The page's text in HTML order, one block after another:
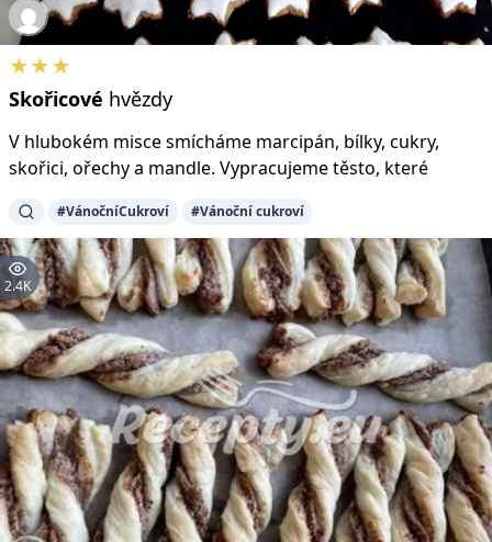
★★★
Skořicové hvězdy
V hlubokém misce smícháme marcipán, bílky, cukry,
skořici, ořechy a mandle. Vypracujeme těsto, které
#VánočníCukroví #Vánoční cukroví
2.4K